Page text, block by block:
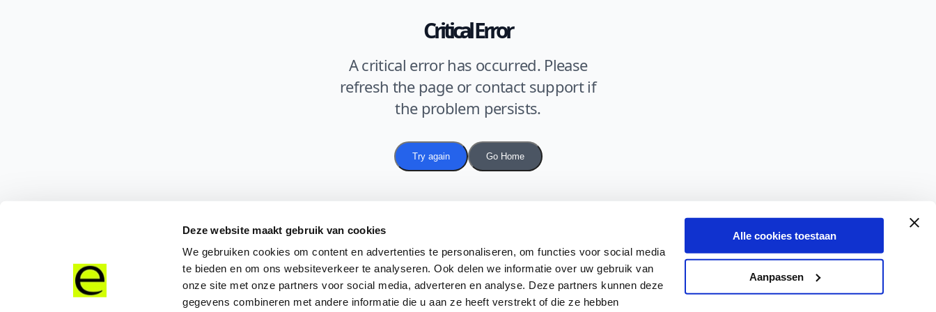
Deze website maakt gebruik van cookies
We gebruiken cookies om content en advertenties te personaliseren, om functies voor social media
te bieden en om ons websiteverkeer te analyseren. Ook delen we informatie over uw gebruik van
onze site met onze partners voor social media, adverteren en analyse. Deze partners kunnen deze
gegevens combineren met andere informatie die u aan ze heeft verstrekt of die ze hebben
Alle cookies toestaan
Aanpassen
Critical Error
A critical error has occurred. Please
refresh the page or contact support if
the problem persists.
Try again Go Home